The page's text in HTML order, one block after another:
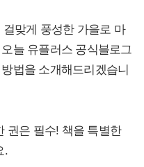
걸맞게 풍성한 가을로 마
늘 유플러스 공식블로그
법을 소개해드리겠습니
권은 필수! 책을 특별한
.